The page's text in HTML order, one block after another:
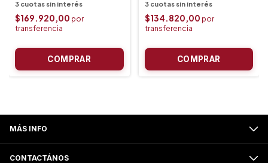
$169.920,00 $134.820,00
MÁS INFO
CONTACTÁNOS